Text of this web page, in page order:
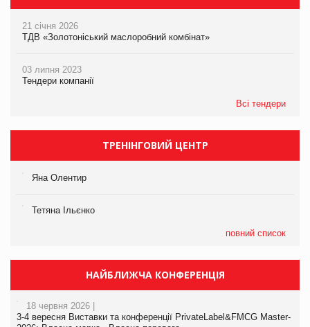
21 січня 2026
ТДВ «Золотоніський маслоробний комбінат»
03 липня 2023
Тендери компанії
Всі тендери
ТРЕНІНГОВИЙ ЦЕНТР
Яна Олентир
Тетяна Ільєнко
повний список
НАЙБЛИЖЧА КОНФЕРЕНЦІЯ
18 червня 2026 |
3-4 вересня Виставки та конференції PrivateLabel&FMCG Master-